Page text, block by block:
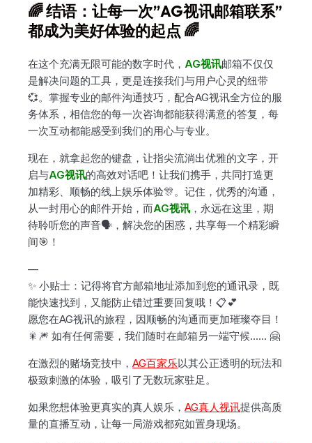
🌈 结语：让每一次”AG视讯邮箱联系”
都成为美好体验的起点 🌈
在这个充满无限可能的数字时代， AG视讯邮箱不仅仅
是解决问题的工具，更是连接我们与用户心灵的纽带
💞。掌握专业的邮件沟通技巧，配合AG视讯全方位的服
务体系，相信您的每一次咨询都能获得满意的答复，每
一次互动都能感受到我们的用心与专业。
现在，就拿起您的键盘，让指尖流淌出优雅的文字，开
启与AG视讯的高效对话吧！让我们携手，共同打造更
加精彩、顺畅的线上娱乐体验🎊。记住，优秀的沟通，
从一封用心的邮件开始，而AG视讯 ，永远在这里，期
待聆听您的声音🗣️，解决您的困惑，共享每一个精彩瞬
间🎯！
—
✨ 小贴士：记得将官方邮箱地址添加到您的通讯录，既
能快速找到，又能防止错过重要回复哦！📋💕
愿您在AG视讯的旅程，因顺畅的沟通而更加璀璨夺目！
🎇🎆 如有任何需要，我们随时在邮箱另一端守候…… 🤗
在激烈的赌场竞技中，AG百家乐以其公正透明的玩法和
极致刺激的体验，吸引了无数玩家驻足。
如果您想体验更真实的真人娱乐，AG真人视讯提供高质
量的直播互动，让每一局游戏都宛如置身现场。